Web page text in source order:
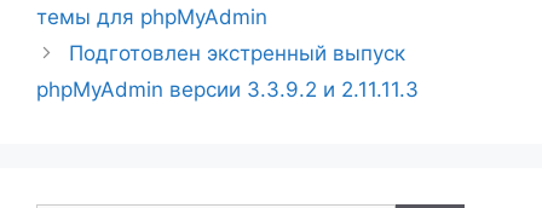
темы для phpMyAdmin
Подготовлен экстренный выпуск
phpMyAdmin версии 3.3.9.2 и 2.11.11.3